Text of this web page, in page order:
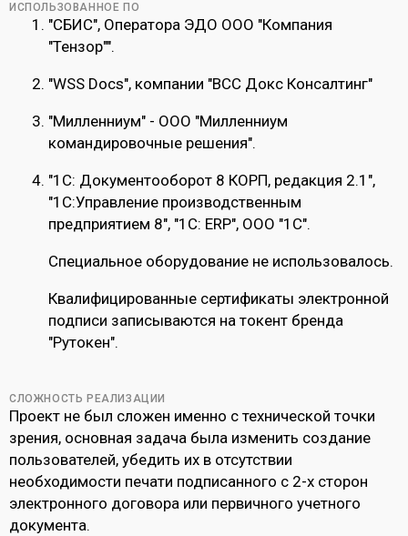
ИСПОЛЬЗОВАННОЕ ПО
"СБИС", Оператора ЭДО ООО "Компания
"Тензор"".
"WSS Docs", компании "ВСС Докс Консалтинг"
"Милленниум" - ООО "Милленниум
командировочные решения".
"1С: Документооборот 8 КОРП, редакция 2.1",
"1С:Управление производственным
предприятием 8", "1С: ERP", ООО "1С".
Специальное оборудование не использовалось.
Квалифицированные сертификаты электронной
подписи записываются на токент бренда
"Рутокен".
СЛОЖНОСТЬ РЕАЛИЗАЦИИ
Проект не был сложен именно с технической точки
зрения, основная задача была изменить создание
пользователей, убедить их в отсутствии
необходимости печати подписанного с 2-х сторон
электронного договора или первичного учетного
документа.